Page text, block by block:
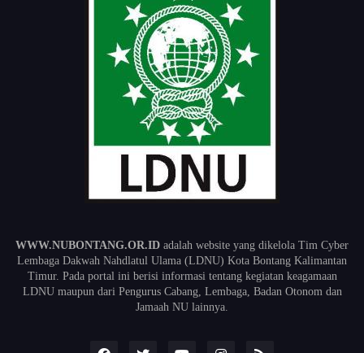
WWW.NUBONTANG.OR.ID adalah website yang dikelola Tim Cyber
Lembaga Dakwah Nahdlatul Ulama (LDNU) Kota Bontang Kalimantan
Timur. Pada portal ini berisi informasi tentang kegiatan keagamaan
LDNU maupun dari Pengurus Cabang, Lembaga, Badan Otonom dan
Jamaah NU lainnya.